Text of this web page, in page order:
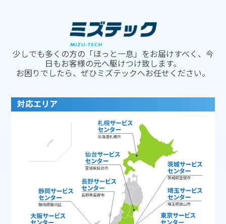
少しでも多くの方の「ほっと一息」をお届けすべく、今
日もお客様の元へ駆けつけ致します。
お困りでしたら、ぜひミズテックへお任せください。
対応エリア